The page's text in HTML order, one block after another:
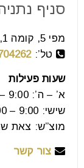
סניף
מפי 5, קומה 1, מתחם “Soho”
טל’:
שעות פעילות
א’ – ה’: 9:00 – 20:00
שישי: 9:00 – 14:00
מוצ”ש: צאת שבת
צור קשר